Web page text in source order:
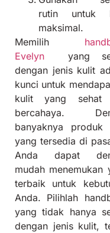
rutin untuk
maksimal.
Memilih
Evelyn yang
dengan jenis kulit
kunci untuk
kulit yang sehat
bercahaya.
banyaknya produk
yang tersedia di
Anda dapat
mudah menemukan
terbaik untuk
Anda. Pilihlah
yang tidak hanya
dengan jenis kulit,